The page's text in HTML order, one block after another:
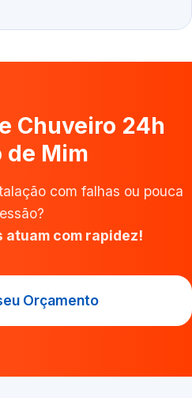
Chuveiro 24h
de Mim
com falhas ou pouca
atuam com rapidez!
Orçamento